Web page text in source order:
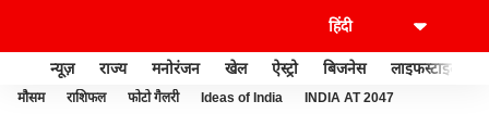
न्यूज़ राज्य मनोरंजन खेल ऐस्ट्रो बिजनेस लाइफस्टाइल
मौसम राशिफल फोटो गैलरी Ideas of India INDIA AT 2047